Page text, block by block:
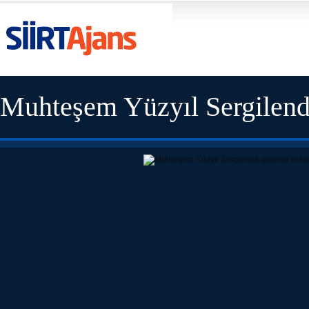
Muhteşem Yüzyıl